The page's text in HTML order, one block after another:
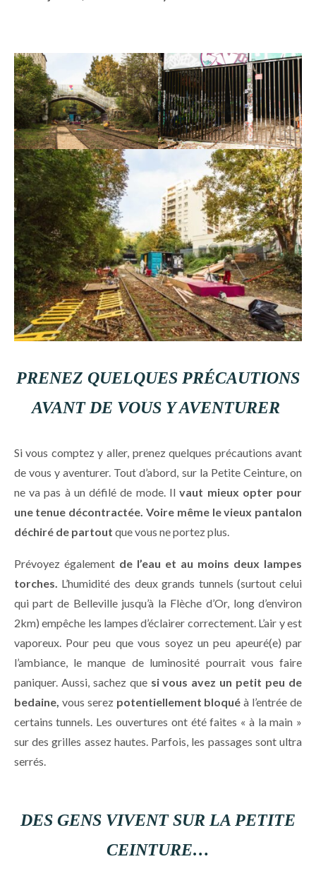
PRENEZ QUELQUES PRÉCAUTIONS
AVANT DE VOUS Y AVENTURER
Si vous comptez y aller, prenez quelques précautions avant
de vous y aventurer. Tout d’abord, sur la Petite Ceinture, on
ne va pas à un défilé de mode. Il vaut mieux opter pour
une tenue décontractée. Voire même le vieux pantalon
déchiré de partout que vous ne portez plus.
Prévoyez également de l’eau et au moins deux lampes
torches. L’humidité des deux grands tunnels (surtout celui
qui part de Belleville jusqu’à la Flèche d’Or, long d’environ
2km) empêche les lampes d’éclairer correctement. L’air y est
vaporeux. Pour peu que vous soyez un peu apeuré(e) par
l’ambiance, le manque de luminosité pourrait vous faire
paniquer. Aussi, sachez que si vous avez un petit peu de
bedaine, vous serezpotentiellement bloqué à l’entrée de
certains tunnels. Les ouvertures ont été faites « à la main »
sur des grilles assez hautes. Parfois, les passages sont ultra
serrés.
DES GENS VIVENT SUR LA PETITE
CEINTURE…